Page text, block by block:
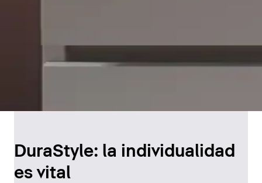
DuraStyle: la individualidad
es vital